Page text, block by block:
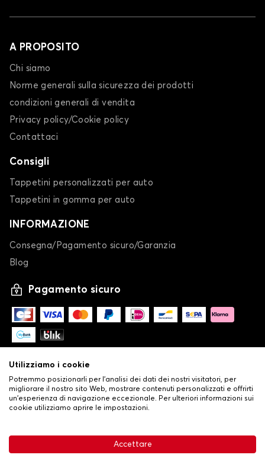
A PROPOSITO
Chi siamo
Norme generali sulla sicurezza dei prodotti
condizioni generali di vendita
Privacy policy/Cookie policy
Contattaci
Consigli
Tappetini personalizzati per auto
Tappetini in gomma per auto
INFORMAZIONE
Consegna/Pagamento sicuro/Garanzia
Blog
Pagamento sicuro
Condizioni generali di vendita•
Politica sulla privacy e sui cookie•Livraison
Utilizziamo i cookie
Potremmo posizionarli per l'analisi dei dati dei nostri visitatori, per
migliorare il nostro sito Web, mostrare contenuti personalizzati e offrirti
un'esperienza di navigazione eccezionale. Per ulteriori informazioni sui
cookie utilizziamo aprire le impostazioni.
Accettare